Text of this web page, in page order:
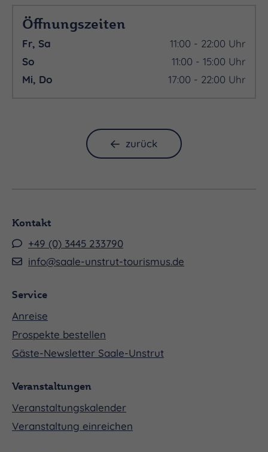
Öffnungszeiten
Fr, Sa
11:00 - 22:00 Uhr
So
11:00 - 15:00 Uhr
Mi, Do
17:00 - 22:00 Uhr
zurück
Kontakt
+49 (0) 3445 233790
info@saale-unstrut-tourismus.de
Service
Anreise
Prospekte bestellen
Gäste-Newsletter Saale-Unstrut
Veranstaltungen
Veranstaltungskalender
Veranstaltung einreichen